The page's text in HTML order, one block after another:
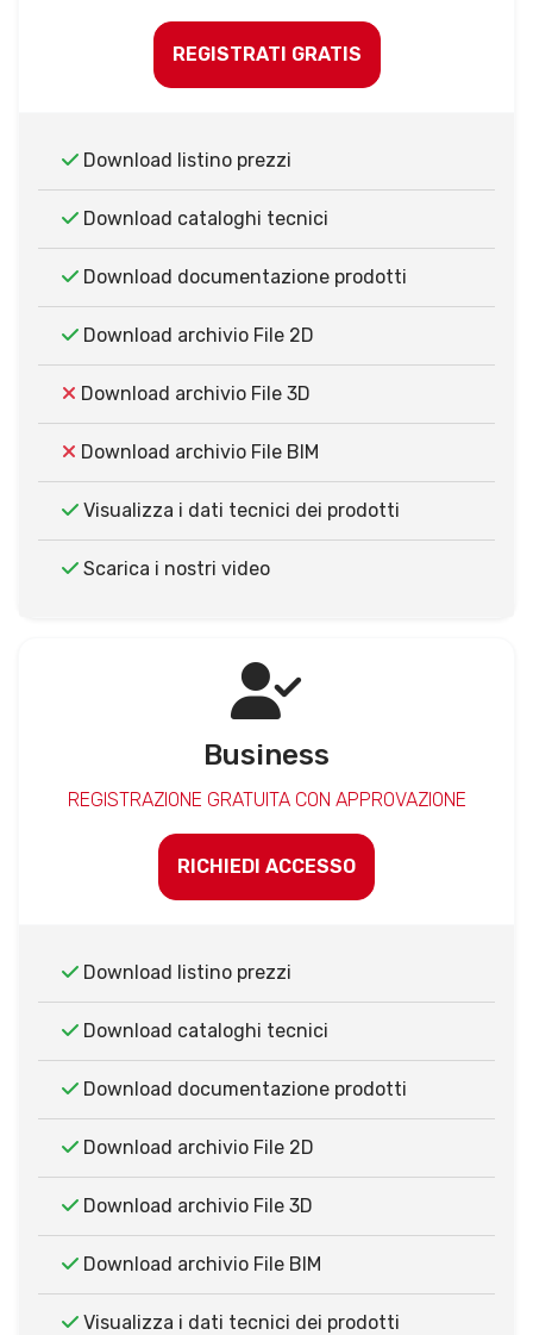
REGISTRATI GRATIS
Download listino prezzi
Download cataloghi tecnici
Download documentazione prodotti
Download archivio File 2D
Download archivio File 3D
Download archivio File BIM
Visualizza i dati tecnici dei prodotti
Scarica i nostri video
Business
REGISTRAZIONE GRATUITA CON APPROVAZIONE
RICHIEDI ACCESSO
Download listino prezzi
Download cataloghi tecnici
Download documentazione prodotti
Download archivio File 2D
Download archivio File 3D
Download archivio File BIM
Visualizza i dati tecnici dei prodotti